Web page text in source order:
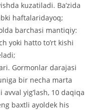
kuzatiladi. Ba’zida
haftalaridayoq;
barchasi mantiqiy:
yoki hatto to’rt kishi
Gormonlar darajasi
bir necha marta
yig’lash, 10 daqiqa
baxtli ayoldek his